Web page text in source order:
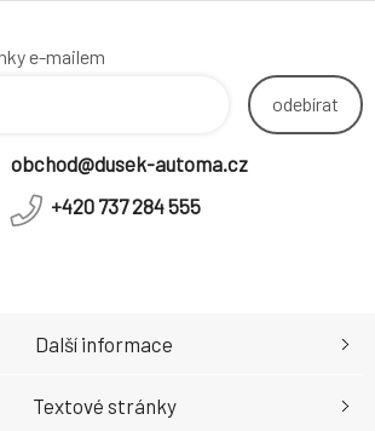
e-mailem
odebírat
obchod@dusek-automa.cz
+420 737 284 555
Další informace
Textové stránky